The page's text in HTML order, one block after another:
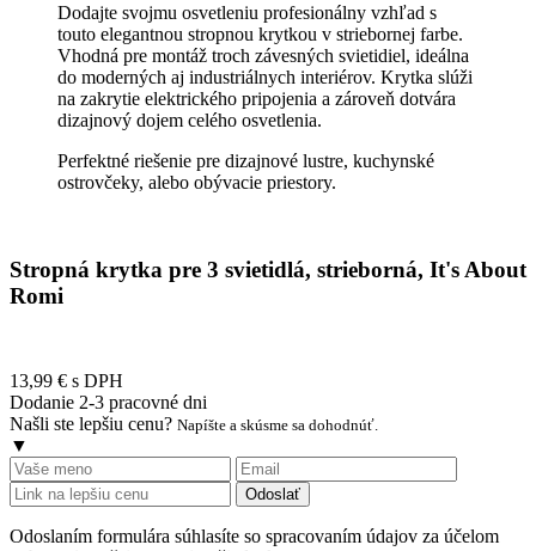
Dodajte svojmu osvetleniu profesionálny vzhľad s
touto elegantnou stropnou krytkou v striebornej farbe.
Vhodná pre montáž troch závesných svietidiel, ideálna
do moderných aj industriálnych interiérov. Krytka slúži
na zakrytie elektrického pripojenia a zároveň dotvára
dizajnový dojem celého osvetlenia.
Perfektné riešenie pre dizajnové lustre, kuchynské
ostrovčeky, alebo obývacie priestory.
Stropná krytka pre 3 svietidlá, strieborná, It's About
Romi
13,99 € s DPH
Dodanie 2-3 pracovné dni
Našli ste lepšiu cenu? Napíšte a skúsme sa dohodnúť.
▼
Odoslať
Odoslaním formulára súhlasíte so spracovaním údajov za účelom